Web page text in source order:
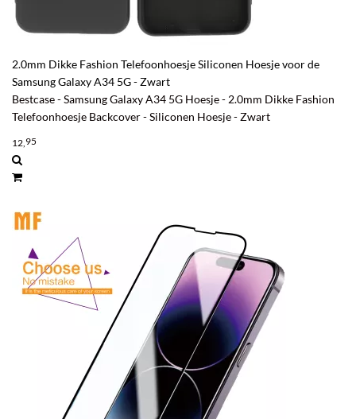
2.0mm Dikke Fashion Telefoonhoesje Siliconen Hoesje voor de
Samsung Galaxy A34 5G - Zwart
Bestcase - Samsung Galaxy A34 5G Hoesje - 2.0mm Dikke Fashion
Telefoonhoesje Backcover - Siliconen Hoesje - Zwart
12,95